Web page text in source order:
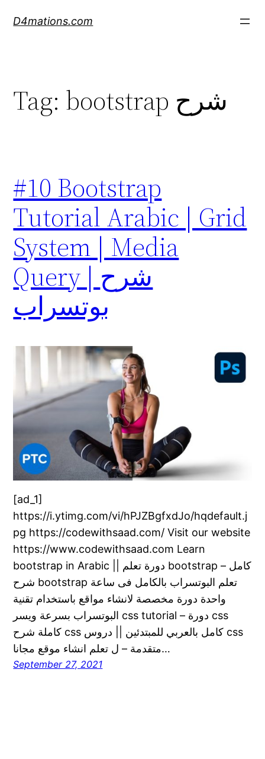
D4mations.com
Tag: bootstrap شرح
#10 Bootstrap
Tutorial Arabic | Grid
System | Media
Query | شرح
بوتسراب
[ad_1]
https://i.ytimg.com/vi/hPJZBgfxdJo/hqdefault.j
pg https://codewithsaad.com/ Visit our website
https://www.codewithsaad.com Learn
bootstrap in Arabic || دورة تعلم bootstrap كامل –
شرح bootstrap تعلم البوتسراب بالكامل فى ساعة
واحدة دورة مخصصة لانشاء مواقع باستخدام تقنية
البوتسراب بسرعة ويسر css tutorial – دورة css
كاملة شرح css كامل بالعربي للمبتدئين || دروس css
متقدمة – ل تعلم انشاء موقع مجانا…
September 27, 2021